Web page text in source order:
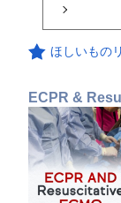
ほしいもの
ECPR &